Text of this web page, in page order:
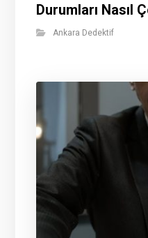
Durumları Nasıl
Ankara Dedektif